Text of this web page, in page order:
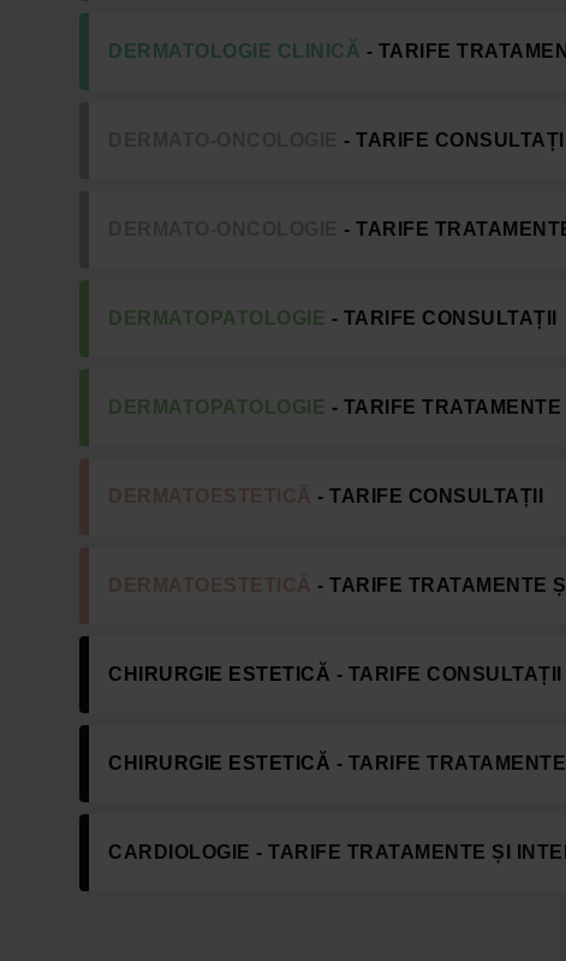
DERMATOLOGIE CLINICĂ - TARIFE
- TARIFE CONSULTAȚII
- TARIFE
DERMATOPATOLOGIE - TARIFE CONSULTAȚII
DERMATOPATOLOGIE - TARIFE TRATAMENTE
- TARIFE CONSULTAȚII
- TARIFE TRATAMENTE
CHIRURGIE ESTETICĂ - TARIFE CONSULTAȚII
CHIRURGIE ESTETICĂ - TARIFE
CARDIOLOGIE - TARIFE TRATAMENTE ȘI